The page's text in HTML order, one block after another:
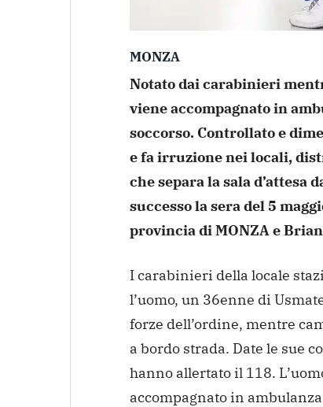
MONZA
Notato dai carabinieri
viene accompagnato in
soccorso.Controllato e
e fa irruzione nei locali,
che separa la sala d’attesa
successo la sera del 5
provincia di MONZA e
I carabinieri della locale
l’uomo, un 36enne di
forze dell’ordine, mentre
a bordo strada. Date le sue
hannoallertato il 118.
accompagnato in